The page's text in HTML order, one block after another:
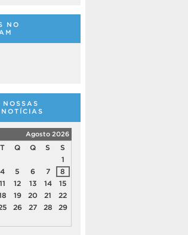
NO
Agosto 2026
T Q Q S
S
1
4 5 6 7
8
11 12 13 14
15
19 20 21
22
26 27 28
29